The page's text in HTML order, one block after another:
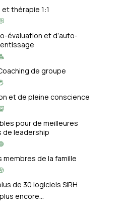
thérapie 1:1
évaluation et d’auto-
de groupe
et de pleine conscience
pour de meilleures
de leadership
membres de la famille
de 30 logiciels SIRH
encore...